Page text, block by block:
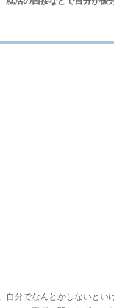
自分でなんとかしないとい